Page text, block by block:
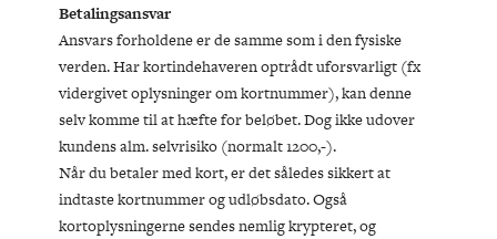
Betalingsansvar
Ansvars forholdene er de samme som i den fysiske
verden. Har kortindehaveren optrådt uforsvarligt (fx
vidergivet oplysninger om kortnummer), kan denne
selv komme til at hæfte for beløbet. Dog ikke udover
kundens alm. selvrisiko (normalt 1200,-).
Når du betaler med kort, er det således sikkert at
indtaste kortnummer og udløbsdato. Også
kortoplysningerne sendes nemlig krypteret, og